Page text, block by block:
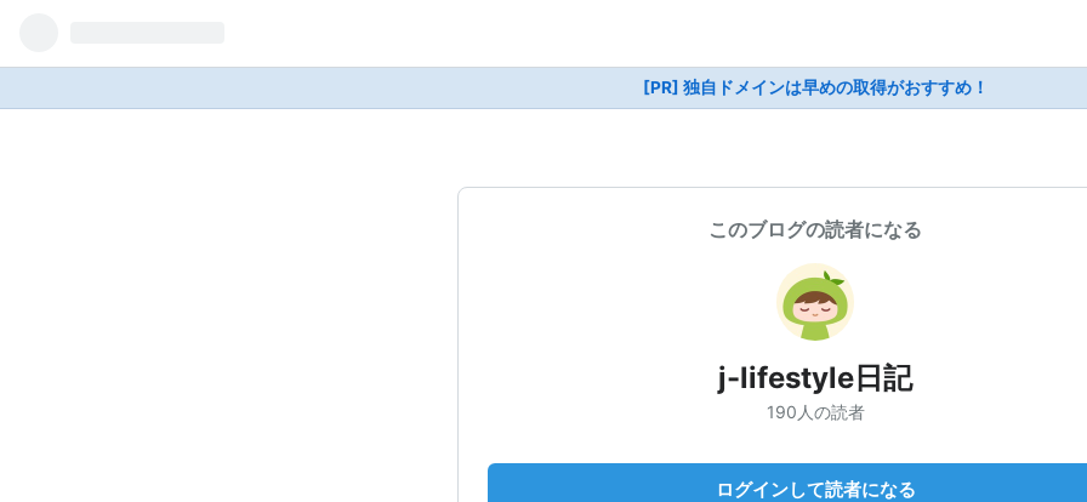
[PR] 独自ドメインは早めの取得がおすすめ！
このブログの読者になる
j-lifestyle日記
190人の読者
ログインして読者になる